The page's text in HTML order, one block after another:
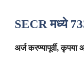
SECR मध्ये
अर्ज करण्यापूर्वी,कृपया